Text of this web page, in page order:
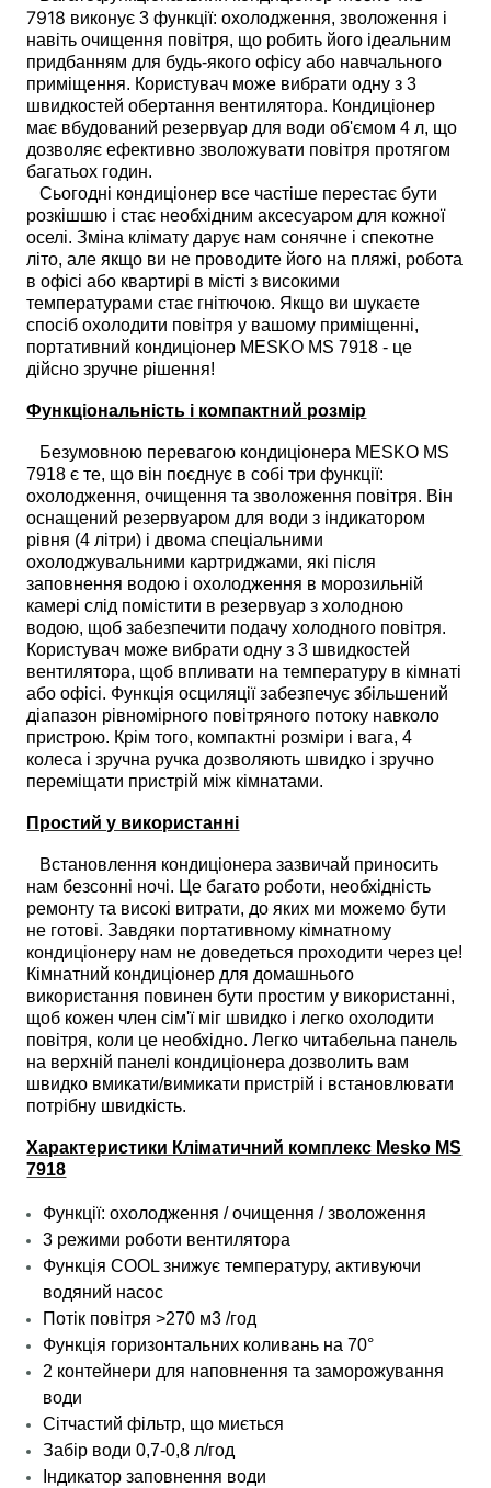
7918 виконує 3 функції: охолодження, зволоження і
навіть очищення повітря, що робить його ідеальним
придбанням для будь-якого офісу або навчального
приміщення. Користувач може вибрати одну з 3
швидкостей обертання вентилятора. Кондиціонер
має вбудований резервуар для води об'ємом 4 л, що
дозволяє ефективно зволожувати повітря протягом
багатьох годин.
Сьогодні кондиціонер все частіше перестає бути
розкішшю і стає необхідним аксесуаром для кожної
оселі. Зміна клімату дарує нам сонячне і спекотне
літо, але якщо ви не проводите його на пляжі, робота
в офісі або квартирі в місті з високими
температурами стає гнітючою. Якщо ви шукаєте
спосіб охолодити повітря у вашому приміщенні,
портативний кондиціонер MESKO MS 7918 - це
дійсно зручне рішення!
Функціональність і компактний розмір
Безумовною перевагою кондиціонера MESKO MS
7918 є те, що він поєднує в собі три функції:
охолодження, очищення та зволоження повітря. Він
оснащений резервуаром для води з індикатором
рівня (4 літри) і двома спеціальними
охолоджувальними картриджами, які після
заповнення водою і охолодження в морозильній
камері слід помістити в резервуар з холодною
водою, щоб забезпечити подачу холодного повітря.
Користувач може вибрати одну з 3 швидкостей
вентилятора, щоб впливати на температуру в кімнаті
або офісі. Функція осциляції забезпечує збільшений
діапазон рівномірного повітряного потоку навколо
пристрою. Крім того, компактні розміри і вага, 4
колеса і зручна ручка дозволяють швидко і зручно
переміщати пристрій між кімнатами.
Простий у використанні
Встановлення кондиціонера зазвичай приносить
нам безсонні ночі. Це багато роботи, необхідність
ремонту та високі витрати, до яких ми можемо бути
не готові. Завдяки портативному кімнатному
кондиціонеру нам не доведеться проходити через це!
Кімнатний кондиціонер для домашнього
використання повинен бути простим у використанні,
щоб кожен член сім'ї міг швидко і легко охолодити
повітря, коли це необхідно. Легко читабельна панель
на верхній панелі кондиціонера дозволить вам
швидко вмикати/вимикати пристрій і встановлювати
потрібну швидкість.
Характеристики Кліматичний комплекс Mesko MS
7918
Функції: охолодження / очищення / зволоження
3 режими роботи вентилятора
Функція COOL знижує температуру, активуючи
водяний насос
Потік повітря >270 м3 /год
Функція горизонтальних коливань на 70°
2 контейнери для наповнення та заморожування
води
Сітчастий фільтр, що миється
Забір води 0,7-0,8 л/год
Індикатор заповнення води